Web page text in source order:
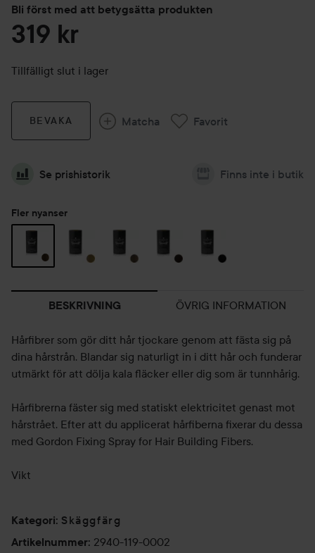
Bli först med att betygsätta produkten
319 kr
Tillfälligt slut i lager
BEVAKA Matcha Favorit
Se prishistorik Finns inte i butik
Fler nyanser
BESKRIVNING ÖVRIG INFORMATION
Hårfibrer som gör ditt hår tjockare genom att fästa sig på
dina hårstrån. Blandar sig naturligt in i ditt hår och funderar
utmärkt för att dölja kala fläcker eller dig som är tunnhårig.
Hårfibrerna fäster sig med statiskt elektricitet genast mot
hårstrået. Efter att du applicerat hårfiberna fixerar du dessa
med Gordon Fixing Spray for Hair Building Fibers.
Vikt
Kategori: Skäggfärg
Artikelnummer: 2940-119-0002